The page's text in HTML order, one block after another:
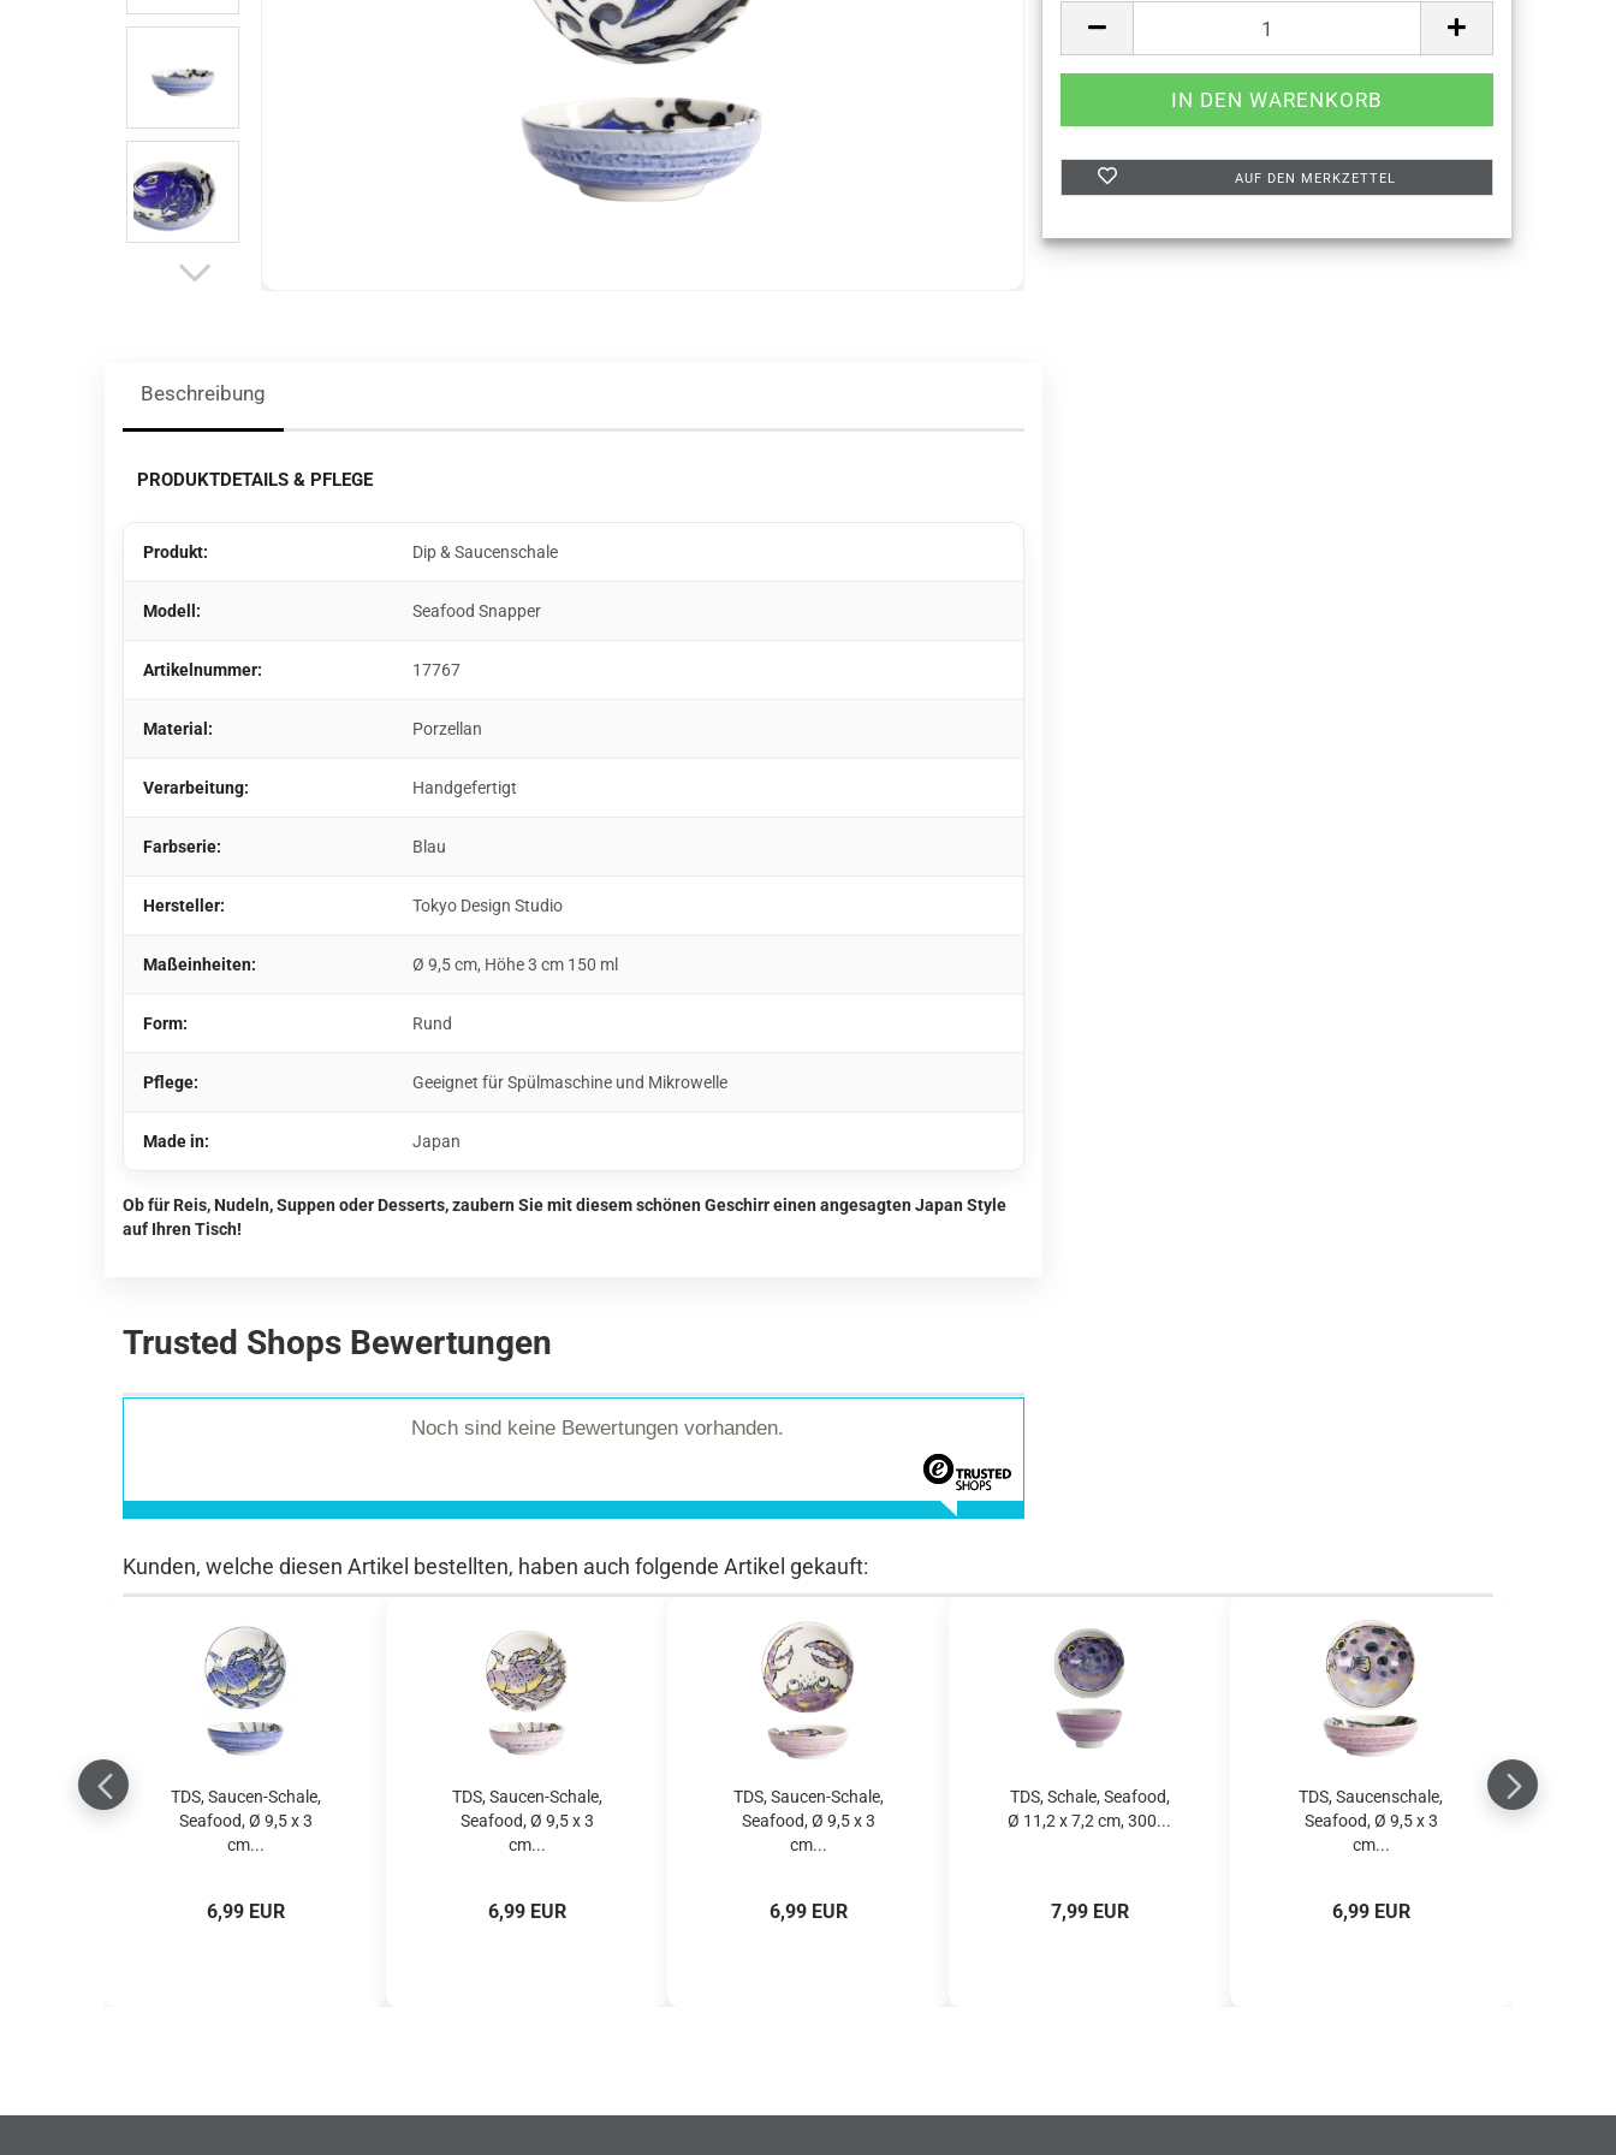
AUF DEN MERKZETTEL
Beschreibung
PRODUKTDETAILS & PFLEGE
Produkt: Dip & Saucenschale
Modell: Seafood Snapper
Artikelnummer: 17767
Material: Porzellan
Verarbeitung: Handgefertigt
Farbserie: Blau
Hersteller: Tokyo Design Studio
Maßeinheiten: Ø 9,5 cm, Höhe 3 cm 150 ml
Form: Rund
Pflege: Geeignet für Spülmaschine und Mikrowelle
Made in: Japan
Ob für Reis, Nudeln, Suppen oder Desserts, zaubern Sie mit diesem schönen Geschirr einen angesagten Japan Style
auf Ihren Tisch!
Trusted Shops Bewertungen
Noch sind keine Bewertungen vorhanden.
Kunden, welche diesen Artikel bestellten, haben auch folgende Artikel gekauft:
TDS, Saucen-Schale,
Seafood, Ø 9,5 x 3
cm...
6,99 EUR
TDS, Saucen-Schale,
Seafood, Ø 9,5 x 3
cm...
6,99 EUR
TDS, Saucen-Schale,
Seafood, Ø 9,5 x 3
cm...
6,99 EUR
TDS, Schale, Seafood,
Ø 11,2 x 7,2 cm, 300...
7,99 EUR
TDS, Saucenschale,
Seafood, Ø 9,5 x 3
cm...
6,99 EUR